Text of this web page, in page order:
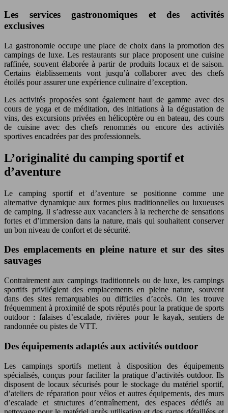
Les services gastronomiques et des activités
exclusives
La gastronomie occupe une place de choix dans la promotion des
campings de luxe. Les restaurants sur place proposent une cuisine
raffinée, souvent élaborée à partir de produits locaux et de saison.
Certains établissements vont jusqu’à collaborer avec des chefs
étoilés pour assurer une expérience culinaire d’exception.
Les activités proposées sont également haut de gamme avec des
cours de yoga et de méditation, des initiations à la dégustation de
vins, des excursions privées en hélicoptère ou en bateau, des cours
de cuisine avec des chefs renommés ou encore des activités
sportives encadrées par des professionnels.
L’originalité du camping sportif et
d’aventure
Le camping sportif et d’aventure se positionne comme une
alternative dynamique aux formes plus traditionnelles ou luxueuses
de camping. Il s’adresse aux vacanciers à la recherche de sensations
fortes et d’immersion dans la nature, mais qui souhaitent conserver
un bon niveau de confort et de sécurité.
Des emplacements en pleine nature et sur des sites
sauvages
Contrairement aux campings traditionnels ou de luxe, les campings
sportifs privilégient des emplacements en pleine nature, souvent
dans des sites remarquables ou difficiles d’accès. On les trouve
fréquemment à proximité de spots réputés pour la pratique de sports
outdoor : falaises d’escalade, rivières pour le kayak, sentiers de
randonnée ou pistes de VTT.
Des équipements adaptés aux activités outdoor
Les campings sportifs mettent à disposition des équipements
spécialisés, conçus pour faciliter la pratique d’activités outdoor. Ils
disposent de locaux sécurisés pour le stockage du matériel sportif,
d’ateliers de réparation pour vélos et autres équipements, des murs
d’escalade et structures d’entraînement, des espaces dédiés au